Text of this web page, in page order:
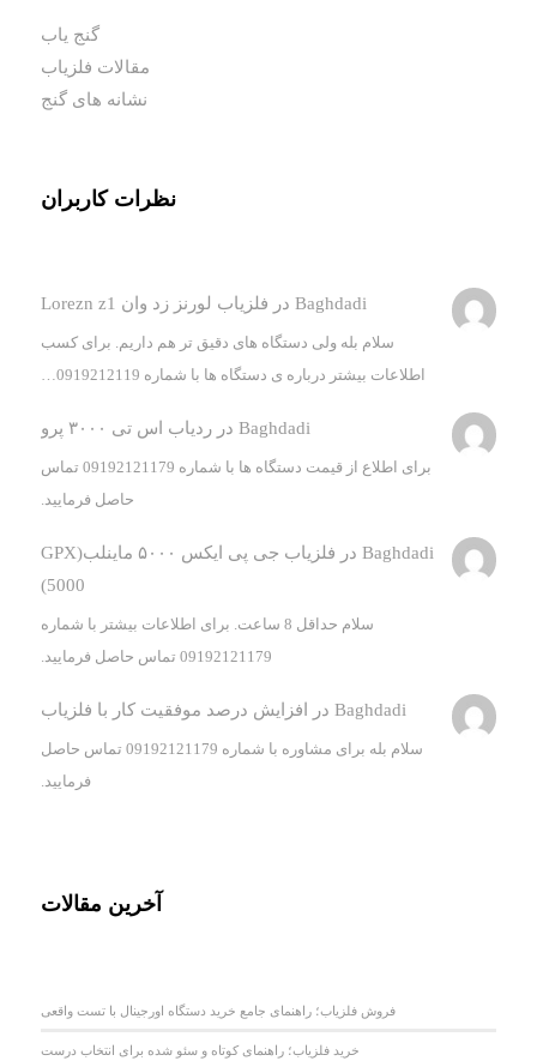
گنج یاب
مقالات فلزیاب
نشانه های گنج
نظرات کاربران
Baghdadi در فلزیاب لورنز زد وان Lorezn z1
سلام بله ولی دستگاه های دقیق تر هم داریم. برای کسب
اطلاعات بیشتر درباره ی دستگاه ها با شماره 0919212119…
Baghdadi درردیاب اس تی ۳۰۰۰ پرو
برای اطلاع از قیمت دستگاه ها با شماره 09192121179 تماس
حاصل فرمایید.
Baghdadi در
فلزیاب جی پی ایکس ۵۰۰۰ ماینلب(GPX
5000)
سلام حداقل 8 ساعت. برای اطلاعات بیشتر با شماره
09192121179 تماس حاصل فرمایید.
Baghdadi در افزایش درصد موفقیت کار با فلزیاب
سلام بله برای مشاوره با شماره 09192121179 تماس حاصل
فرمایید.
آخرین مقالات
فروش فلزیاب؛ راهنمای جامع خرید دستگاه اورجینال با تست واقعی
خرید فلزیاب؛ راهنمای کوتاه و سئو شده برای انتخاب درست